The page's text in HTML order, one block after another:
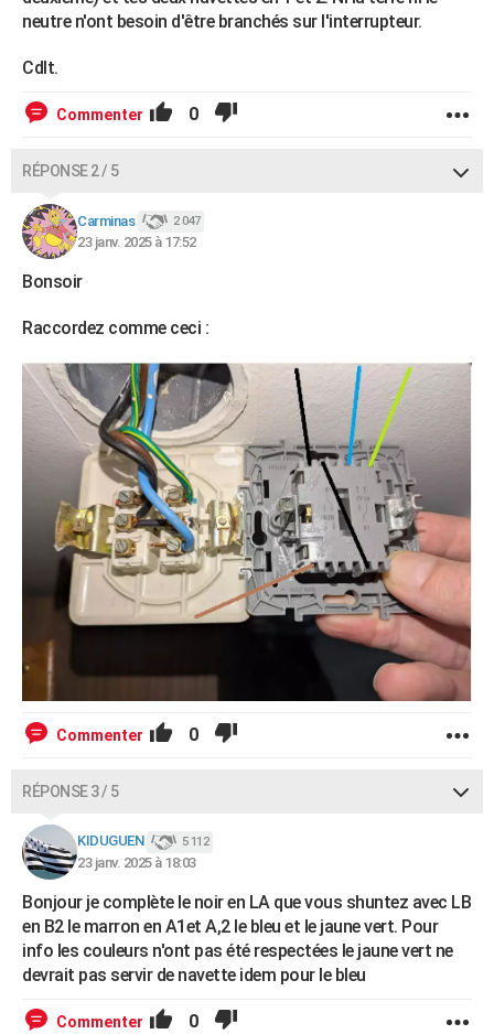
neutre n'ont besoin d'être branchés sur l'interrupteur.
Cdlt.
Commenter 0
RÉPONSE 2 / 5
Carminas 2 047
23 janv. 2025 à 17:52
Bonsoir
Raccordez comme ceci :
Commenter 0
RÉPONSE 3 / 5
KIDUGUEN 5 112
23 janv. 2025 à 18:03
Bonjour je complète le noir en LA que vous shuntez avec LB
en B2 le marron en A1et A,2 le bleu et le jaune vert. Pour
info les couleurs n'ont pas été respectées le jaune vert ne
devrait pas servir de navette idem pour le bleu
Commenter 0